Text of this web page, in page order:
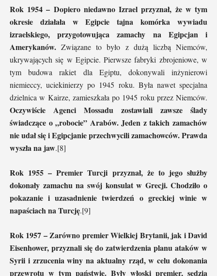
Rok 1954 – Dopiero niedawno Izrael przyznał, że w tym
okresie działała w Egipcie tajna komórka wywiadu
izraelskiego, przygotowująca zamachy na Egipcjan i
Amerykanów.Związane to było z dużą liczbą Niemców,
ukrywających się w Egipcie. Pierwsze fabryki zbrojeniowe, w
tym budowa rakiet dla Egiptu, dokonywali inżynierowi
niemieccy, uciekinierzy po 1945 roku. Była nawet specjalna
dzielnica w Kairze, zamieszkała po 1945 roku przez Niemców.
Oczywiście Agenci Mossadu zostawiali zawsze ślady
świadczące o „robocie” Arabów. Jeden z takich zamachów
nie udał się i Egipcjanie przechwycili zamachowców. Prawda
wyszła na jaw.[8]
Rok 1955 – Premier Turcji przyznał, że to jego służby
dokonały zamachu na swój konsulat w Grecji. Chodziło o
pokazanie i uzasadnienie twierdzeń o greckiej winie w
napaściach na Turcję.[9]
Rok 1957 – Zarówno premier Wielkiej Brytanii, jak i David
Eisenhower, przyznali się do zatwierdzenia planu ataków w
Syrii i zrzucenia winy na aktualny rząd, w celu dokonania
przewrotu w tym państwie. Były włoski premier, sędzia